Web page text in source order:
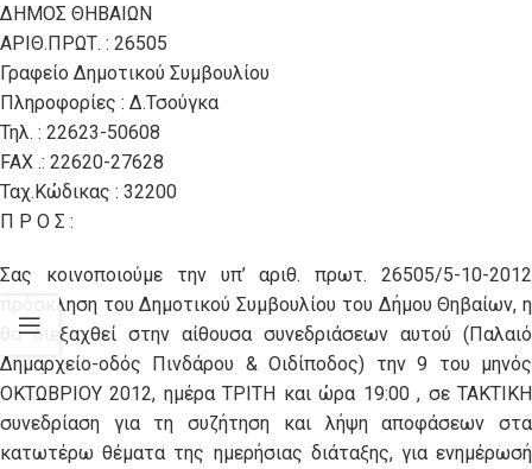
ΔΗΜΟΣ ΘΗΒΑΙΩΝ
ΑΡΙΘ.ΠΡΩΤ. : 26505
Γραφείο Δημοτικού Συμβουλίου
Πληροφορίες : Δ.Τσούγκα
Τηλ. : 22623-50608
FAX .: 22620-27628
Ταχ.Κώδικας : 32200
Π Ρ Ο Σ :
Σας κοινοποιούμε την υπ’ αριθ. πρωτ. 26505/5-10-2012
πρόσκληση του Δημοτικού Συμβουλίου του Δήμου Θηβαίων, η
θα διεξαχθεί στην αίθουσα συνεδριάσεων αυτού (Παλαιό
Δημαρχείο-οδός Πινδάρου & Οιδίποδος) την 9 του μηνός
ΟΚΤΩΒΡΙΟΥ 2012, ημέρα ΤΡΙΤΗ και ώρα 19:00 , σε ΤΑΚΤΙΚΗ
συνεδρίαση για τη συζήτηση και λήψη αποφάσεων στα
κατωτέρω θέματα της ημερήσιας διάταξης, για ενημέρωσή